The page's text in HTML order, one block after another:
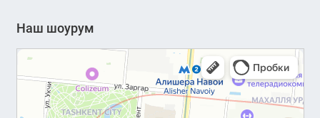
Наш шоурум